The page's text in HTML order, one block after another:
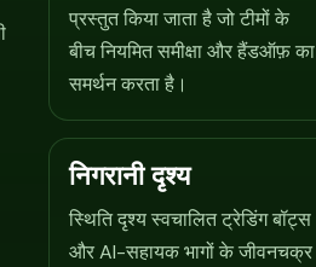
प्रस्तुत किया जाता है जो टीमों के
बीच नियमित समीक्षा और हैंडऑफ़ का
समर्थन करता है।
निगरानी दृश्य
स्थिति दृश्य स्वचालित ट्रेडिंग बॉट्स
और AI-सहायक भागों के जीवनचक्र